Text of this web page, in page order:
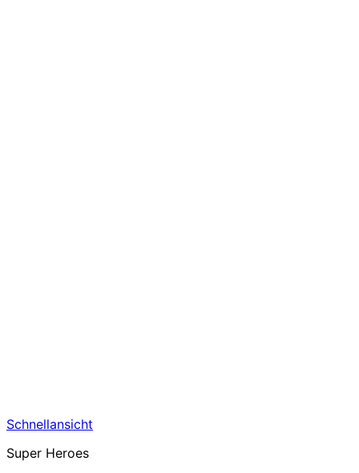
Schnellansicht
Super Heroes